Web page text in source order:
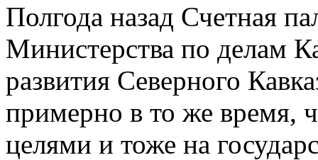
Полгода назад Счетная
Министерства по делам
развития Северного
примерно в то же
целями и тоже на